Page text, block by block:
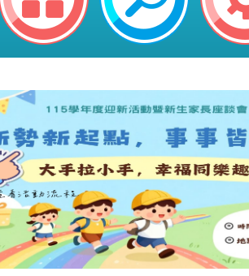
1份。-桃園市平鎮區新
年度國民中學各